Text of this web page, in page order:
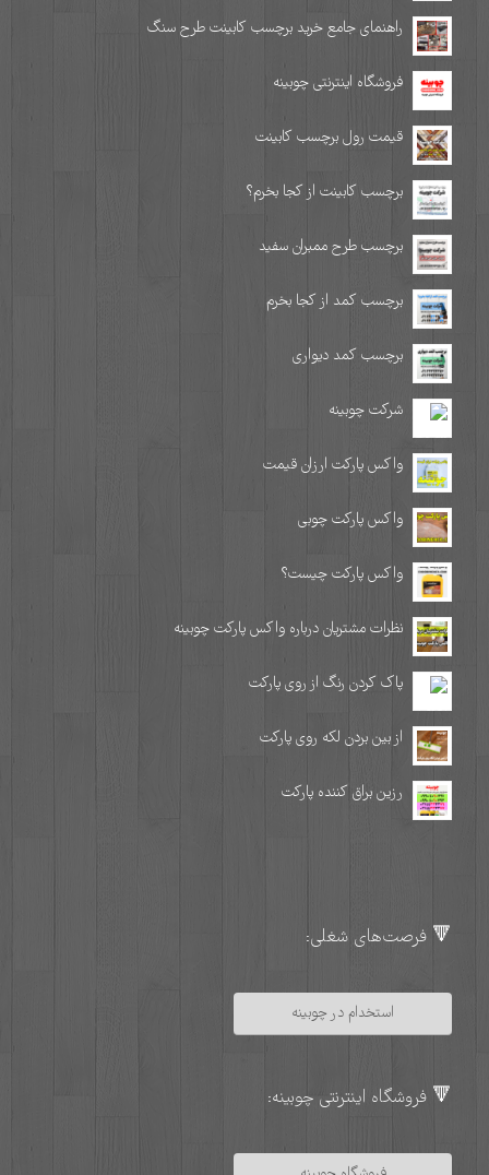
راهنمای جامع خرید برچسب کابینت طرح سنگ
فروشگاه اینترنتی چوبینه
قیمت رول برچسب کابینت
برچسب کابینت از کجا بخرم؟
برچسب طرح ممبران سفید
برچسب کمد از کجا بخرم
برچسب کمد دیواری
شرکت چوبینه
واکس پارکت ارزان قیمت
واکس پارکت چوبی
واکس پارکت چیست؟
نظرات مشتریان درباره واکس پارکت چوبینه
پاک کردن رنگ از روی پارکت
از بین بردن لکه روی پارکت
رزین براق کننده پارکت
🔻 فرصت‌های شغلی:
استخدام در چوبینه
🔻 فروشگاه اینترنتی چوبینه: